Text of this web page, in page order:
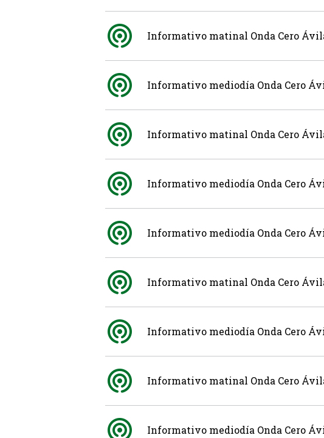
Informativo matinal Onda Cero
Informativo mediodía Onda Cero
Informativo matinal Onda Cero
Informativo mediodía Onda Cero
Informativo mediodía Onda Cero
Informativo matinal Onda Cero
Informativo mediodía Onda Cero
Informativo matinal Onda Cero
Informativo mediodía Onda Cero